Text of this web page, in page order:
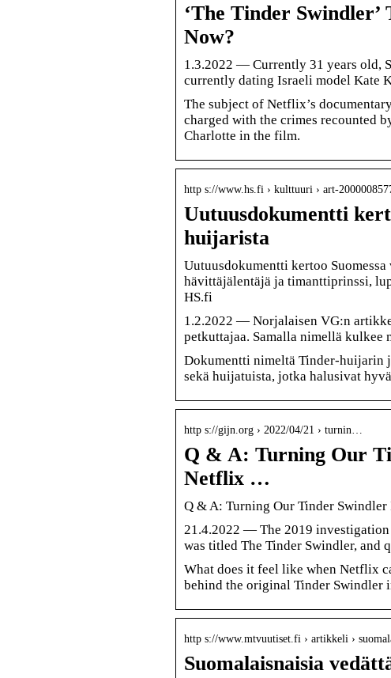
‘The Tinder
Now?
1.3.2022 — Currently 31 years old,
currently dating Israeli model Kate
The subject of Netflix’s
charged with the crimes recounted
Charlotte in the film.
http s://www.hs.fi › kulttuuri › art-
Uutuusdokumentti
huijarista
Uutuusdokumentti kertoo
hävittäjälentäjä ja timanttiprinssi,
HS.fi
1.2.2022 — Norjalaisen VG:n
petkuttajaa. Samalla nimellä
Dokumentti nimeltä Tinder-huijarin
sekä huijatuista, jotka halusivat
http s://gijn.org › 2022/04/21 › turnin…
Q & A: Turning Our
Netflix …
Q & A: Turning Our Tinder
21.4.2022 — The 2019 investigation
was titled The Tinder Swindler, and
What does it feel like when Netflix
behind the original Tinder Swindler
http s://www.mtvuutiset.fi › artikkeli ›
Suomalaisnaisia